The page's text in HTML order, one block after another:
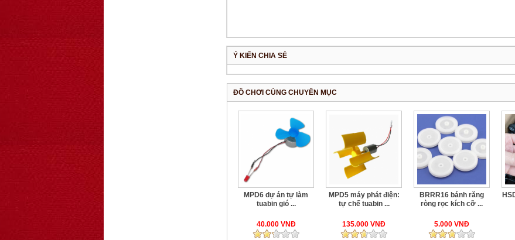
Ý KIẾN CHIA SẺ
ĐỒ CHƠI CÙNG CHUYÊN MỤC
MPD6 dự án tự làm
tuabin gió ...
40.000 VNĐ
MPD5 máy phát điện:
tự chế tuabin ...
135.000 VNĐ
BRRR16 bánh răng
ròng rọc kích cỡ ...
5.000 VNĐ